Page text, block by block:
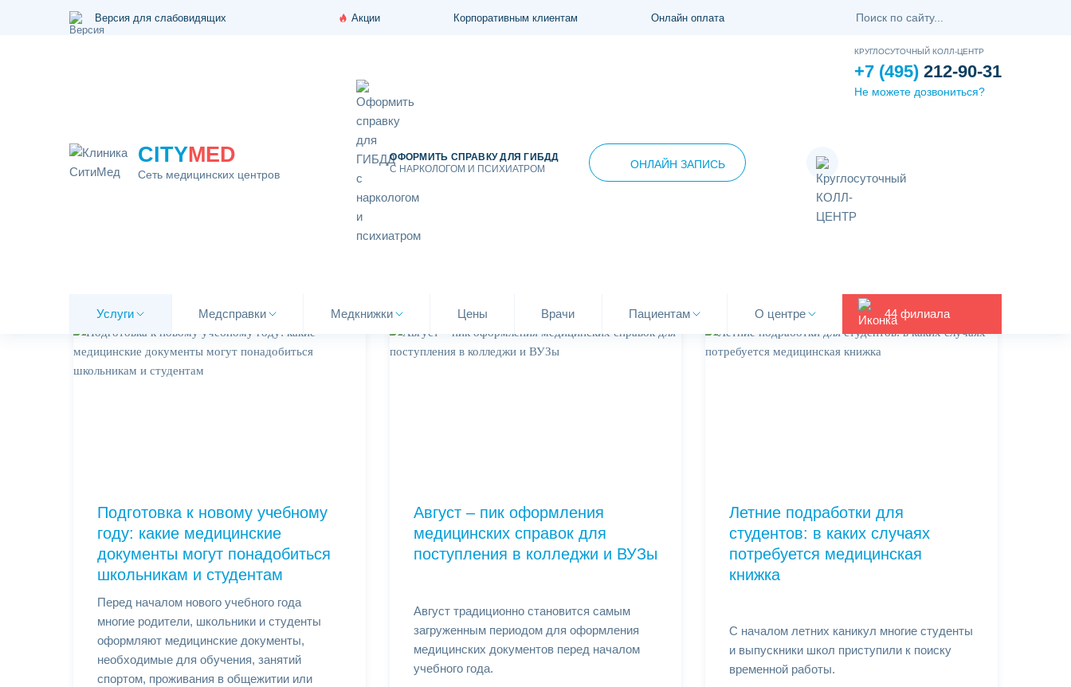
Версия для слабовидящих Акции Корпоративным клиентам Онлайн оплата
CITYMED
Сеть медицинских центров
ОФОРМИТЬ СПРАВКУ ДЛЯ ГИБДД
С НАРКОЛОГОМ И ПСИХИАТРОМ
ОНЛАЙН ЗАПИСЬ
КРУГЛОСУТОЧНЫЙ КОЛЛ-ЦЕНТР
+7 (495) 212-90-31
Не можете дозвониться?
Услуги Медсправки Медкнижки Цены Врачи Пациентам О центре 44 филиала
Подготовка к новому учебному
году: какие медицинские
документы могут понадобиться
школьникам и студентам
Перед началом нового учебного года
многие родители, школьники и студенты
оформляют медицинские документы,
необходимые для обучения, занятий
спортом, проживания в общежитии или
Август – пик оформления
медицинских справок для
поступления в колледжи и ВУЗы
Август традиционно становится самым
загруженным периодом для оформления
медицинских документов перед началом
учебного года.
Летние подработки для
студентов: в каких случаях
потребуется медицинская
книжка
С началом летних каникул многие студенты
и выпускники школ приступили к поиску
временной работы.